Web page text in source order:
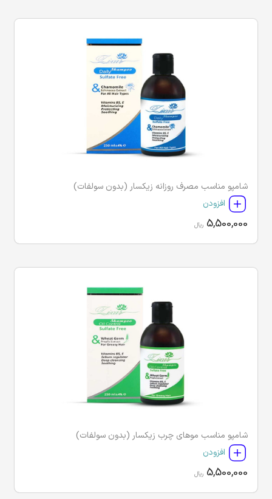
شامپو مناسب مصرف روزانه زیکسار (بدون سولفات)
افزودن
5,500,000 ریال
شامپو مناسب موهای چرب زیکسار (بدون سولفات)
افزودن
5,500,000 ریال